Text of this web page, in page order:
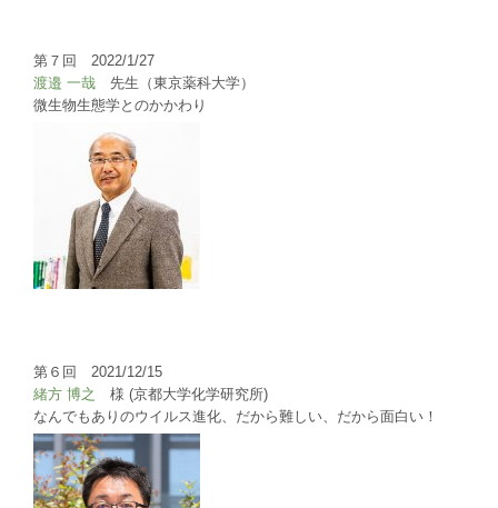
第７回 2022/1/27
渡邉 一哉 先生（東京薬科大学）
微生物生態学とのかかわり
第６回 2021/12/15
緒方 博之
様 (京都大学化学研究所)
なんでもありのウイルス進化、だから難しい、だから面白い！